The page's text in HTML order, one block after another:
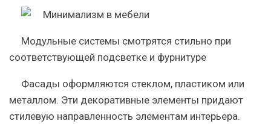
Модульные системы смотрятся стильно при
соответствующей подсветке и фурнитуре
Фасады оформляются стеклом, пластиком или
металлом. Эти декоративные элементы придают
стилевую направленность элементам интерьера.